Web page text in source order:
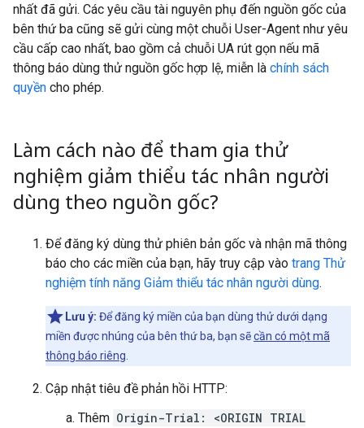
nhất đã gửi. Các yêu cầu tài nguyên phụ đến nguồn gốc của
bên thứ ba cũng sẽ gửi cùng một chuỗi User-Agent như yêu
cầu cấp cao nhất, bao gồm cả chuỗi UA rút gọn nếu mã
thông báo dùng thử nguồn gốc hợp lệ, miễn là chính sách
quyền cho phép.
Làm cách nào để tham gia thử
nghiệm giảm thiểu tác nhân người
dùng theo nguồn gốc?
Để đăng ký dùng thử phiên bản gốc và nhận mã thông
báo cho các miền của bạn, hãy truy cập vào trang Thử
nghiệm tính năng Giảm thiểu tác nhân người dùng.
Lưu ý: Để đăng ký miền của bạn dùng thử dưới dạng
miền được nhúng của bên thứ ba, bạn sẽcần có một mã
thông báo riêng
Cập nhật tiêu đề phản hồi HTTP:
Thêm Origin-Trial: <ORIGIN TRIAL